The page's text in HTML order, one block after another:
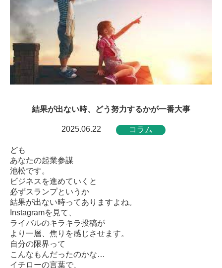
結果が出ない時、どう努力するかが一番大事
2025.06.22 コラム
ども
あなたの起業参謀
池松です。
ビジネスを進めていくと
必ずスランプというか
結果が出ない時ってありますよね。
Instagramを見て、
ライバルのキラキラ投稿が
より一層、焦りを感じさせます。
自分の限界って
こんなもんだったのかな…
イチローの言葉で、